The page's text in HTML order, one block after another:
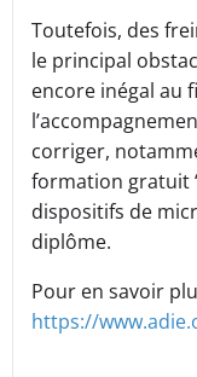
Toutefois, des
le principal
encore inégal au
corriger,
formation gratuit
dispositifs de
diplôme.
Pour en savoir
https://